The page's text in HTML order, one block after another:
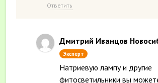
Ответить
Дмитрий Иванцов
Эксперт
Натриевую лампу и другие
фитосветильники вы